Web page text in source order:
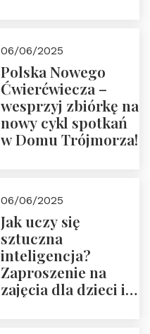
18:00
06/06/2025
Polska Nowego
Ćwierćwiecza –
wesprzyj zbiórkę na
nowy cykl spotkań
w Domu Trójmorza!
06/06/2025
Jak uczy się
sztuczna
inteligencja?
Zaproszenie na
zajęcia dla dzieci i